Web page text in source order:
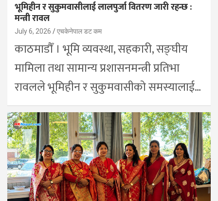
भूमिहीन र सुकुमवासीलाई लालपुर्जा वितरण जारी रहन्छ :
मन्त्री रावल
July 6, 2026 एचकेनेपाल डट कम
काठमाडौँ । भूमि व्यवस्था, सहकारी, सङ्घीय
मामिला तथा सामान्य प्रशासनमन्त्री प्रतिभा
रावलले भूमिहीन र सुकुमवासीको समस्यालाई…